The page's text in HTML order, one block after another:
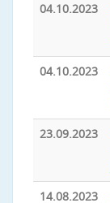
04.10.2023
04.10.2023
23.09.2023
14.08.2023